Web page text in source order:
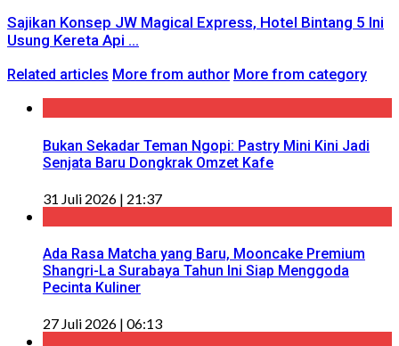
Sajikan Konsep JW Magical Express, Hotel Bintang 5 Ini
Usung Kereta Api ...
Related articles More from author More from category
Bukan Sekadar Teman Ngopi: Pastry Mini Kini Jadi
Senjata Baru Dongkrak Omzet Kafe
31 Juli 2026 | 21:37
Ada Rasa Matcha yang Baru, Mooncake Premium
Shangri-La Surabaya Tahun Ini Siap Menggoda
Pecinta Kuliner
27 Juli 2026 | 06:13